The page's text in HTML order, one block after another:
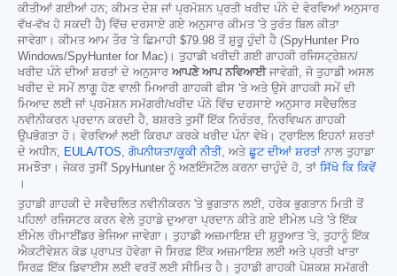
ਕੀਤੀਆਂ ਗਈਆਂ ਹਨ; ਕੀਮਤ ਦੇਸ਼ ਜਾਂ ਪ੍ਰਮੋਸ਼ਨ ਪ੍ਰਤੀ ਖਰੀਦ ਪੰਨੇ ਦੇ ਵੇਰਵਿਆਂ ਅਨੁਸਾਰ
ਵੱਖ-ਵੱਖ ਹੋ ਸਕਦੀ ਹੈ) ਵਿੱਚ ਦਰਸਾਏ ਗਏ ਅਨੁਸਾਰ ਕੀਮਤ 'ਤੇ ਤੁਰੰਤ ਬਿਲ ਕੀਤਾ
ਜਾਵੇਗਾ। ਕੀਮਤ ਆਮ ਤੌਰ 'ਤੇ ਛਿਮਾਹੀ $79.98 ਤੋਂ ਸ਼ੁਰੂ ਹੁੰਦੀ ਹੈ (SpyHunter Pro
Windows/SpyHunter for Mac)। ਤੁਹਾਡੀ ਖਰੀਦੀ ਗਈ ਗਾਹਕੀ ਰਜਿਸਟ੍ਰੇਸ਼ਨ/
ਖਰੀਦ ਪੰਨੇ ਦੀਆਂ ਸ਼ਰਤਾਂ ਦੇ ਅਨੁਸਾਰ ਆਪਣੇ ਆਪ ਨਵਿਆਈਜਾਵੇਗੀ, ਜੋ ਤੁਹਾਡੀ ਅਸਲ
ਖਰੀਦ ਦੇ ਸਮੇਂ ਲਾਗੂ ਹੋਣ ਵਾਲੀ ਮਿਆਰੀ ਗਾਹਕੀ ਫੀਸ 'ਤੇ ਅਤੇ ਉਸੇ ਗਾਹਕੀ ਸਮੇਂ ਦੀ
ਮਿਆਦ ਲਈ ਜਾਂ ਪ੍ਰਮੋਸ਼ਨ ਸਮੱਗਰੀ/ਖਰੀਦ ਪੰਨੇ ਵਿੱਚ ਦਰਸਾਏ ਅਨੁਸਾਰ ਸਵੈਚਲਿਤ
ਨਵੀਨੀਕਰਨ ਪ੍ਰਦਾਨ ਕਰਦੀ ਹੈ, ਬਸ਼ਰਤੇ ਤੁਸੀਂ ਇੱਕ ਨਿਰੰਤਰ, ਨਿਰਵਿਘਨ ਗਾਹਕੀ
ਉਪਭੋਗਤਾ ਹੋ। ਵੇਰਵਿਆਂ ਲਈ ਕਿਰਪਾ ਕਰਕੇ ਖਰੀਦ ਪੰਨਾ ਵੇਖੋ। ਟ੍ਰਾਇਲ ਇਹਨਾਂ ਸ਼ਰਤਾਂ
ਦੇ ਅਧੀਨ, EULA/TOS, ਗੋਪਨੀਯਤਾ/ਕੂਕੀ ਨੀਤੀ, ਅਤੇ ਛੂਟ ਦੀਆਂ ਸ਼ਰਤਾਂ ਨਾਲ ਤੁਹਾਡਾ
ਸਮਝੌਤਾ। ਜੇਕਰ ਤੁਸੀਂ SpyHunter ਨੂੰ ਅਣਇੰਸਟੌਲ ਕਰਨਾ ਚਾਹੁੰਦੇ ਹੋ, ਤਾਂ ਸਿੱਖੋ ਕਿ ਕਿਵੇਂ
।
ਤੁਹਾਡੀ ਗਾਹਕੀ ਦੇ ਸਵੈਚਲਿਤ ਨਵੀਨੀਕਰਨ 'ਤੇ ਭੁਗਤਾਨ ਲਈ, ਹਰੇਕ ਭੁਗਤਾਨ ਮਿਤੀ ਤੋਂ
ਪਹਿਲਾਂ ਰਜਿਸਟਰ ਕਰਨ ਵੇਲੇ ਤੁਹਾਡੇ ਦੁਆਰਾ ਪ੍ਰਦਾਨ ਕੀਤੇ ਗਏ ਈਮੇਲ ਪਤੇ 'ਤੇ ਇੱਕ
ਈਮੇਲ ਰੀਮਾਈਂਡਰ ਭੇਜਿਆ ਜਾਵੇਗਾ। ਤੁਹਾਡੀ ਅਜ਼ਮਾਇਸ਼ ਦੀ ਸ਼ੁਰੂਆਤ 'ਤੇ, ਤੁਹਾਨੂੰ ਇੱਕ
ਐਕਟੀਵੇਸ਼ਨ ਕੋਡ ਪ੍ਰਾਪਤ ਹੋਵੇਗਾ ਜੋ ਸਿਰਫ਼ ਇੱਕ ਅਜ਼ਮਾਇਸ਼ ਲਈ ਅਤੇ ਪ੍ਰਤੀ ਖਾਤਾ
ਸਿਰਫ਼ ਇੱਕ ਡਿਵਾਈਸ ਲਈ ਵਰਤੋਂ ਲਈ ਸੀਮਿਤ ਹੈ। ਤੁਹਾਡੀ ਗਾਹਕੀ ਪੇਸ਼ਕਸ਼ ਸਮੱਗਰੀ